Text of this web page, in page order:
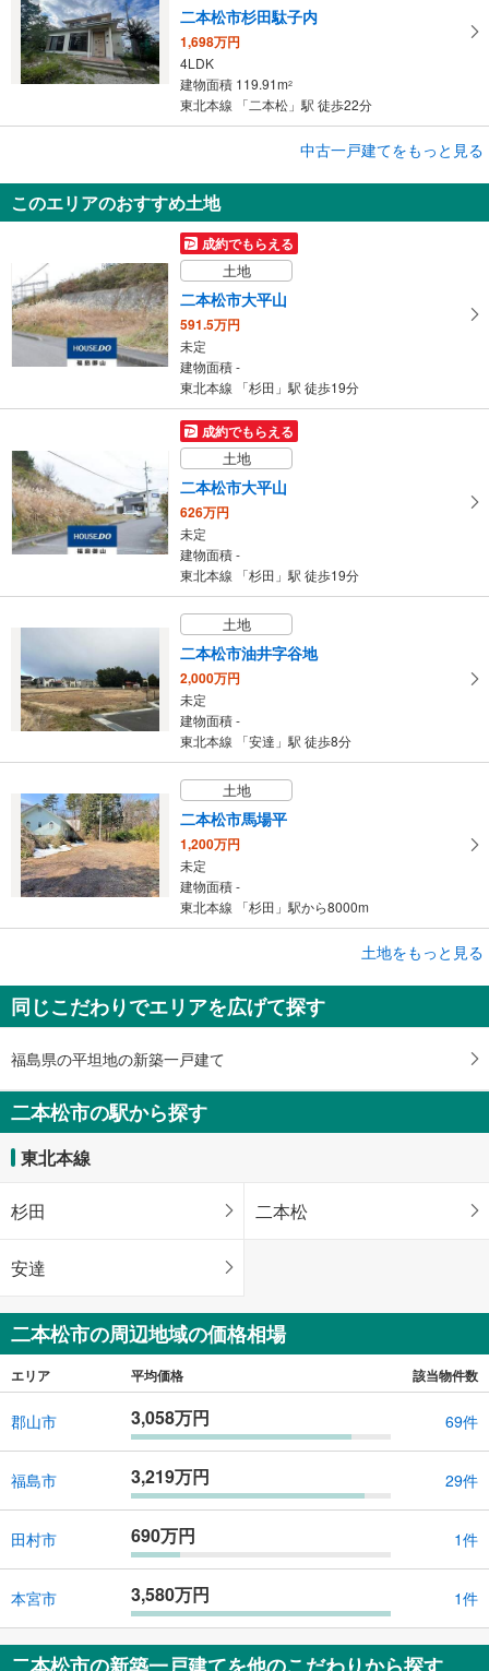
二本松市杉田駄子内
1,698万円
4LDK
建物面積 119.91m2
東北本線 「二本松」駅 徒歩22分
二本松市渋川字油王田
1,180万円
6DK
建物面積 76.19m2
東北本線 「安達」駅 徒歩19分
中古一戸建てをもっと見る
このエリアのおすすめ土地
成約でもらえる
土地
二本松市大平山
591.5万円
未定
建物面積 -
東北本線 「杉田」駅 徒歩19分
成約でもらえる
土地
二本松市大平山
626万円
未定
建物面積 -
東北本線 「杉田」駅 徒歩19分
土地
二本松市油井字谷地
2,000万円
未定
建物面積 -
東北本線 「安達」駅 徒歩8分
土地
二本松市馬場平
1,200万円
未定
建物面積 -
東北本線 「杉田」駅から8000m
二本松市亀谷1丁目
1,480万円
未定
建物面積 -
東北本線 「二本松」駅 徒歩9分
土地をもっと見る
同じこだわりでエリアを広げて探す
福島県の平坦地の新築一戸建て
二本松市の駅から探す
東北本線
杉田 二本松
安達
二本松市の周辺地域の価格相場
エリア 平均価格 該当物件数
郡山市 3,058万円 69件
福島市 3,219万円 29件
田村市 690万円 1件
本宮市 3,580万円 1件
二本松市の新築一戸建てを他のこだわりから探す